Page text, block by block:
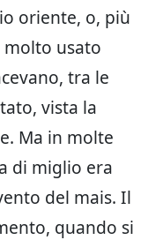
oriente, o, più
molto usato
tra le
vista la
Ma in molte
di miglio era
del mais. Il
quando si